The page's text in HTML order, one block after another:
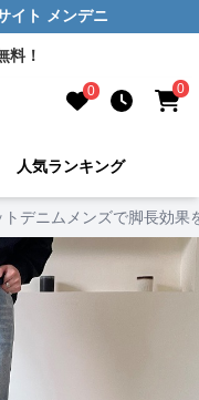
イト メンデニ
料！
0 0
人気ランキング
トデニムメンズで脚長効